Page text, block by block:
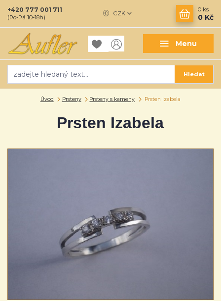
Menu
CZK
Hledat
+420 777 001 711
(Po-Pá 10-18h)
0 ks
0 Kč
Úvod Prsteny Prsteny s kameny Prsten Izabela
Prsten Izabela